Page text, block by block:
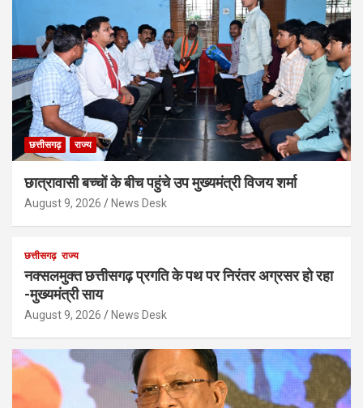
छत्तीसगढ़ राज्य
छात्रावासी बच्चों के बीच पहुंचे उप मुख्यमंत्री विजय शर्मा
August 9, 2026 News Desk
छत्तीसगढ़ राज्य
नक्सलमुक्त छत्तीसगढ़ प्रगति के पथ पर निरंतर अग्रसर हो रहा
-मुख्यमंत्री साय
August 9, 2026 News Desk